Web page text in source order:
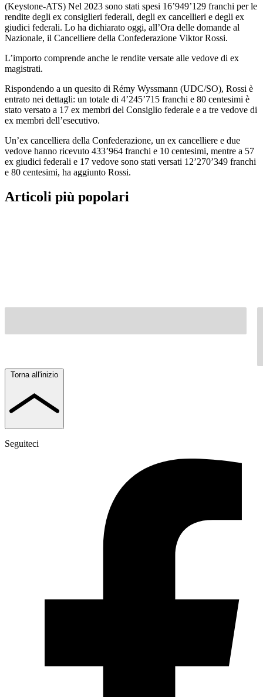
(Keystone-ATS) Nel 2023 sono stati spesi 16’949’129 franchi per le
rendite degli ex consiglieri federali, degli ex cancellieri e degli ex
giudici federali. Lo ha dichiarato oggi, all’Ora delle domande al
Nazionale, il Cancelliere della Confederazione Viktor Rossi.
L’importo comprende anche le rendite versate alle vedove di ex
magistrati.
Rispondendo a un quesito di Rémy Wyssmann (UDC/SO), Rossi è
entrato nei dettagli: un totale di 4’245’715 franchi e 80 centesimi è
stato versato a 17 ex membri del Consiglio federale e a tre vedove di
ex membri dell’esecutivo.
Un’ex cancelliera della Confederazione, un ex cancelliere e due
vedove hanno ricevuto 433’964 franchi e 10 centesimi, mentre a 57
ex giudici federali e 17 vedove sono stati versati 12’270’349 franchi
e 80 centesimi, ha aggiunto Rossi.
Articoli più popolari
Torna all'inizio
Seguiteci